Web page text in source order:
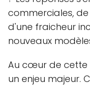
commerciales,
d'une fraicheur
nouveaux
Au cœur de cette
un enjeu majeur.